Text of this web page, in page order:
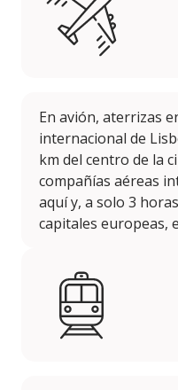
En avión, aterrizas
internacional de
km del centro de la
compañías aéreas
aquí y, a solo 3
capitales europeas,